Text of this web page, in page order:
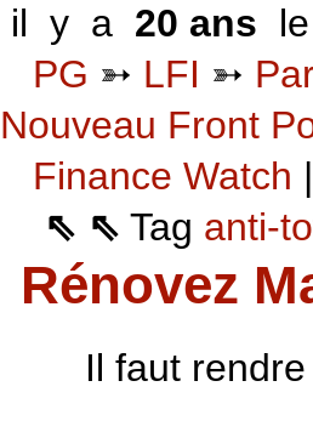
il y a 20 ans le
PG ➳ LFI ➳
Nouveau Front
Finance Watch
⇖ ⇖ Tag anti-
Rénovez
Il faut